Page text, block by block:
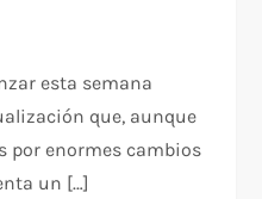
esta semana
que, aunque
por enormes cambios
un […]